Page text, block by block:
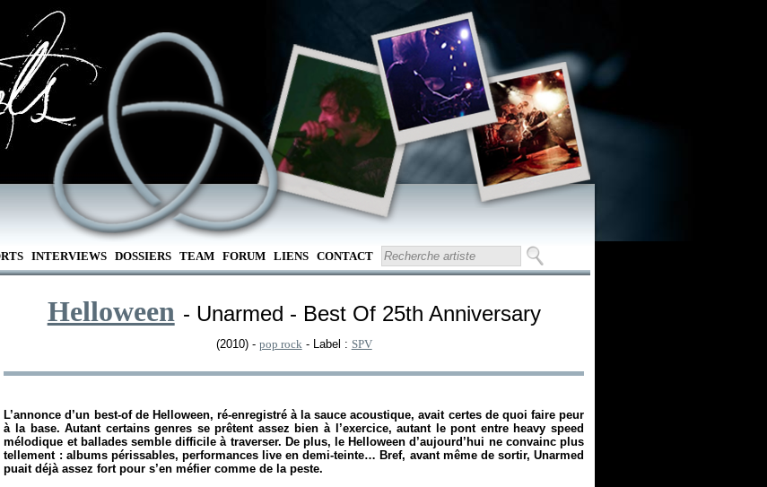
INTERVIEWS DOSSIERS TEAM FORUM LIENS CONTACT
Helloween - Unarmed - Best Of 25th Anniversary
(2010) - pop rock - Label : SPV
L’annonce d’un best-of de Helloween, ré-enregistré à la sauce acoustique, avait certes de quoi faire peur
à la base. Autant certains genres se prêtent assez bien à l’exercice, autant le pont entre heavy speed
mélodique et ballades semble difficile à traverser. De plus, le Helloween d’aujourd’hui ne convainc plus
tellement : albums périssables, performances live en demi-teinte… Bref, avant même de sortir, Unarmed
puait déjà assez fort pour s’en méfier comme de la peste.